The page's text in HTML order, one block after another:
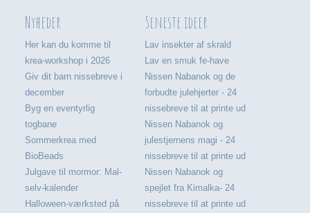
Nyheder
Her kan du komme til
krea-workshop i 2026
Giv dit barn nissebreve i
december
Byg en eventyrlig
togbane
Sommerkrea med
BioBeads
Julgave til mormor: Mal-
selv-kalender
Halloween-værksted på
Seneste ideer
Lav insekter af skrald
Lav en smuk fe-have
Nissen Nabanok og de
forbudte julehjerter - 24
nissebreve til at printe ud
Nissen Nabanok og
julestjernens magi - 24
nissebreve til at printe ud
Nissen Nabanok og
spejlet fra Kimalka- 24
nissebreve til at printe ud